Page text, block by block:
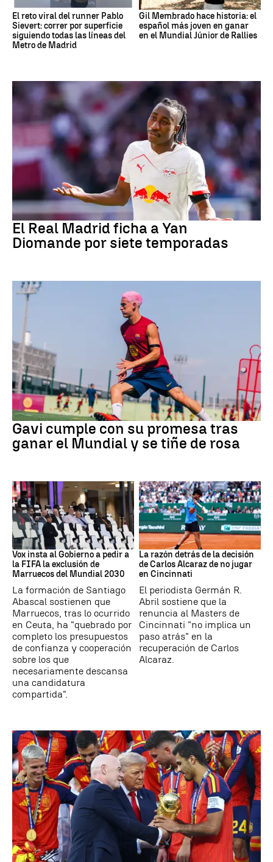
El reto viral del runner Pablo
Sievert: correr por superficie
siguiendo todas las líneas del
Metro de Madrid
Gil Membrado hace historia: el
español más joven en ganar
en el Mundial Júnior de Rallies
Fútbol
El Real Madrid ficha a Yan
Diomande por siete temporadas
Fútbol
Gavi cumple con su promesa tras
ganar el Mundial y se tiñe de rosa
Mundial 2030
Vox insta al Gobierno a pedir a
la FIFA la exclusión de
Marruecos del Mundial 2030
La formación de Santiago
Abascal sostienen que
Marruecos, tras lo ocurrido
en Ceuta, ha "quebrado por
completo los presupuestos
de confianza y cooperación
sobre los que
necesariamente descansa
una candidatura
compartida".
Tenis
La razón detrás de la decisión
de Carlos Alcaraz de no jugar
en Cincinnati
El periodista Germán R.
Abril sostiene que la
renuncia al Masters de
Cincinnati "no implica un
paso atrás" en la
recuperación de Carlos
Alcaraz.